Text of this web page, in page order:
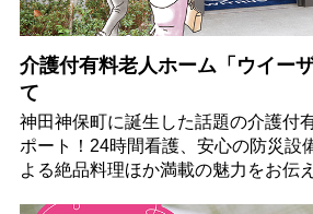
介護付有料老人ホーム「ウイー
て
神田神保町に誕生した話題の介護付
ポート！24時間看護、安心の防災設
よる絶品料理ほか満載の魅力をお伝